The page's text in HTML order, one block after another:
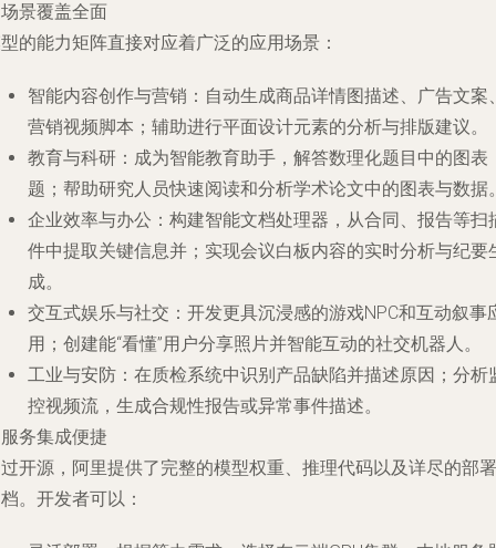
景覆盖全面
的能力矩阵直接对应着广泛的应用场景：
智能内容创作与营销 ：自动生成商品详情图描述、广告文案
营销视频脚本；辅助进行平面设计元素的分析与排版建议。
教育与科研 ：成为智能教育助手，解答数理化题目中的图表
题；帮助研究人员快速阅读和分析学术论文中的图表与数据
企业效率与办公 ：构建智能文档处理器，从合同、报告等扫
件中提取关键信息并；实现会议白板内容的实时分析与纪要
成。
交互式娱乐与社交 ：开发更具沉浸感的游戏NPC和互动叙事
用；创建能“看懂”用户分享照片并智能互动的社交机器人。
工业与安防 ：在质检系统中识别产品缺陷并描述原因；分析
控视频流，生成合规性报告或异常事件描述。
务集成便捷
开源，阿里提供了完整的模型权重、推理代码以及详尽的部署
。开发者可以：